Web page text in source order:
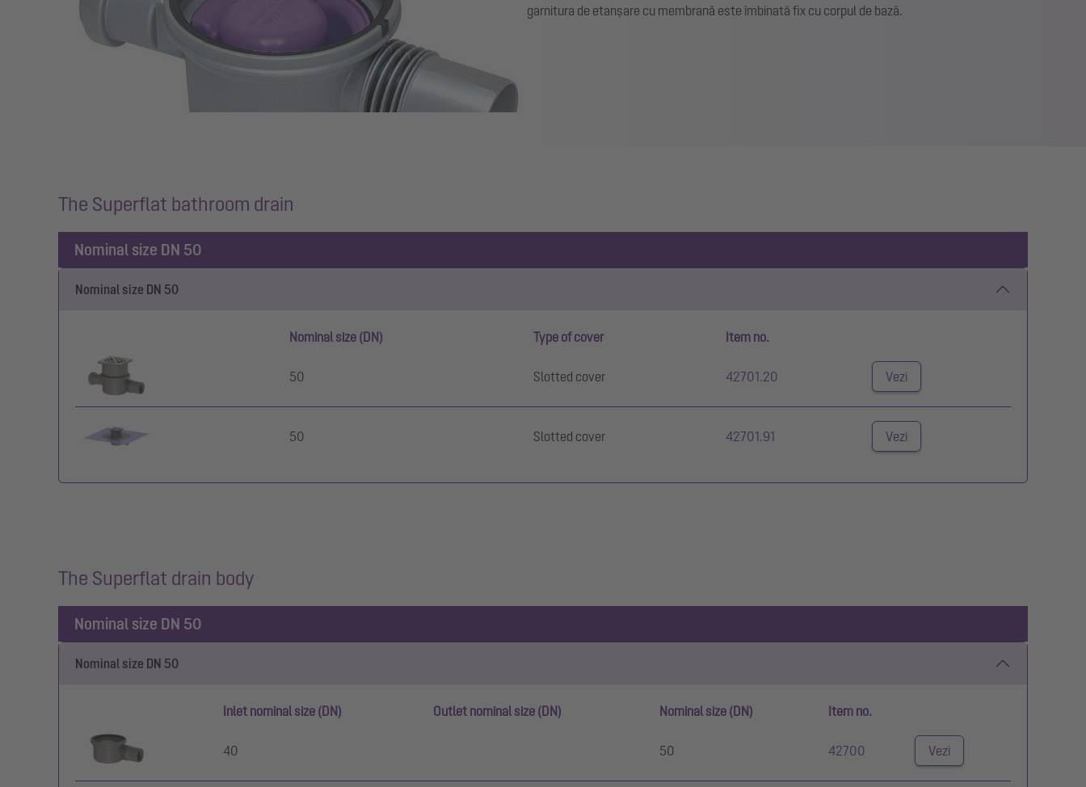
garnitura de etanșare cu membrană este îmbinată fix cu corpul de bază.
The Superflat bathroom drain
Nominal size DN 50
Nominal size DN 50
Nominal size (DN) Type of cover Item no.
50 Slotted cover 42701.20 Vezi
50 Slotted cover 42701.91 Vezi
The Superflat drain body
Nominal size DN 50
Nominal size DN 50
Inlet nominal size (DN) Outlet nominal size (DN) Nominal size (DN) Item no.
40 50 42700 Vezi